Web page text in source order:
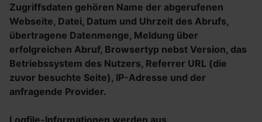
Zugriffsdaten gehören Name der abgerufenen
Webseite, Datei, Datum und Uhrzeit des Abrufs,
übertragene Datenmenge, Meldung über
erfolgreichen Abruf, Browsertyp nebst Version, das
Betriebssystem des Nutzers, Referrer URL (die
zuvor besuchte Seite), IP-Adresse und der
anfragende Provider.
Logfile-Informationen werden aus